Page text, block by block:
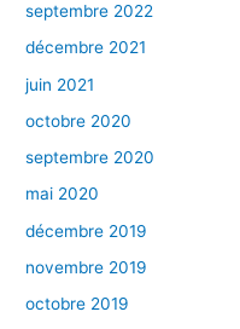
septembre 2022
décembre 2021
juin 2021
octobre 2020
septembre 2020
mai 2020
décembre 2019
novembre 2019
octobre 2019